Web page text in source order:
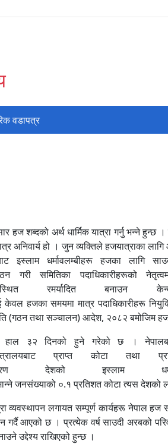
वडापत्र
अर्थ धार्मिक यात्रा गर्नु भन्ने हुन्छ ।
अनिवार्य हो । जुन व्यक्तिले हजयात्राका
इस्लाम धर्मावलम्बीहरू हजका
समितिका पदाधिकारीहरूको
रमर्यादित बनाउन
हजका समयमा मात्र पदाधिकारीहरू
(गठन तथा सञ्चालन) आदेश, २०८२ बमोजिम
३२ दिनको हुने गरेको छ । नेपालबाट
प्राप्त कोटा तथा
देशको इस्लाम
जनसंख्याको ०.१ प्रतिशत कोटा त्यस देशको
लगायत सम्पूर्ण कार्यहरू नेपाल
गर्दै आएको छ । प्रत्येक वर्ष साउदी अरबको
उद्देश्य राखिएको हुन्छ ।